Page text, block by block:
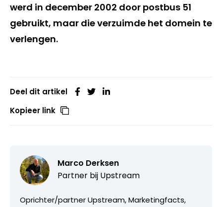
werd in december 2002 door postbus 51
gebruikt, maar die verzuimde het domein te
verlengen.
Deel dit artikel
Kopieer link
Marco Derksen
Partner bij Upstream
Oprichter/partner Upstream, Marketingfacts,